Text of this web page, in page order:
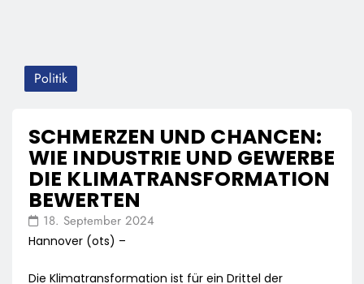
Politik
SCHMERZEN UND CHANCEN:
WIE INDUSTRIE UND GEWERBE
DIE KLIMATRANSFORMATION
BEWERTEN
18. September 2024
Hannover (ots) –
Die Klimatransformation ist für ein Drittel der